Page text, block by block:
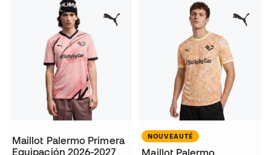
Maillot Palermo Primera
Equipación 2026-2027
NOUVEAUTÉ
Maillot Palermo